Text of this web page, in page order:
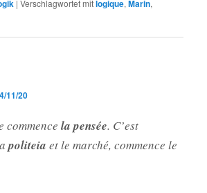
|Verschlagwortet mitlogique,Marin,
11/20
commence la pensée. C’est
politeia et le marché, commence le